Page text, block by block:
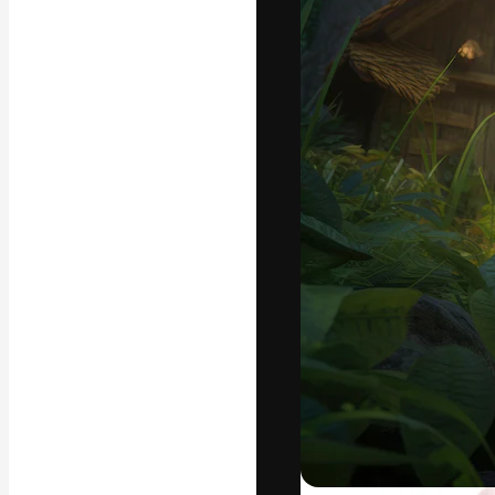
La piattaforma
migliori lavori.
creativi,
Italiano
Copyright © 2010-